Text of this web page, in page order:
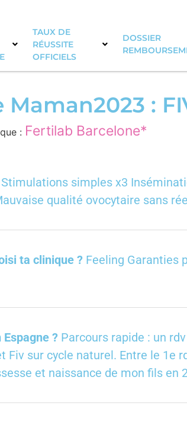
TAUX DE
RÉUSSITE
OFFICIELS
DOSSIER
:
: Fertilab Barcelone*
Stimulations simples x3
qualité ovocytaire sans
ta clinique ? Feeling Garanties
? Parcours rapide : un
sur cycle naturel. Entre le 1e
et naissance de mon fils en